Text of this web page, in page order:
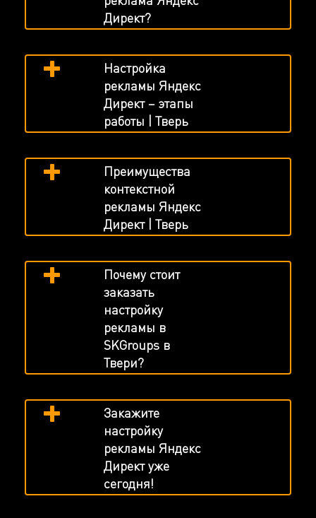
Директ?
Настройка
рекламы Яндекс
Директ – этапы
работы | Тверь
Преимущества
контекстной
рекламы Яндекс
Директ | Тверь
Почему стоит
заказать
настройку
рекламы в
SKGroups в
Твери?
Закажите
настройку
рекламы Яндекс
Директ уже
сегодня!